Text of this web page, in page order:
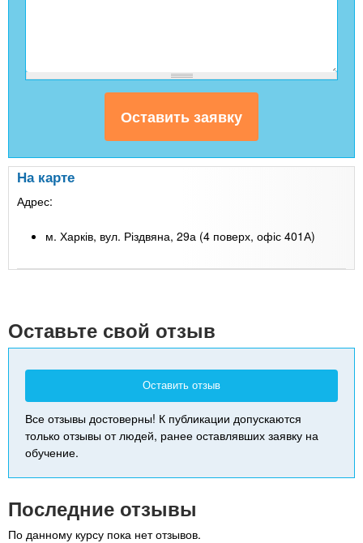
На карте
Адрес:
м. Харків, вул. Різдвяна, 29а (4 поверх, офіс 401А)
Оставьте свой отзыв
Оставить отзыв
Все отзывы достоверны! К публикации допускаются
только отзывы от людей, ранее оставлявших заявку на
обучение.
Последние отзывы
По данному курсу пока нет отзывов.